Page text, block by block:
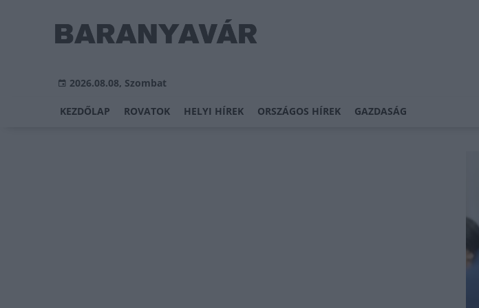
2026.08.08, Szombat
KEZDŐLAP ROVATOK HELYI HÍREK ORSZÁGOS HÍREK GAZDASÁG